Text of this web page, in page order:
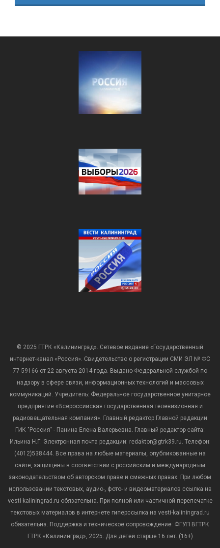
© 2025 ГТРК «Калининград». Сетевое издание «Государственный
интернет-канал «Россия». Свидетельство о регистрации СМИ ЭЛ № ФС
77-59166 от 22 августа 2014 года. Выдано Федеральной службой по
надзору в сфере связи, информационных технологий и массовых
коммуникаций. Учредитель: Федеральное государственное унитарное
предприятие «Всероссийская государственная телевизионная и
радиовещательная компания». Главный редактор Главной редакции
ГИК "Россия" - Панина Елена Валерьевна. Главный редактор сайта:
Ильина Н.Г. Электронная почта редакции: redaktor@gtrk39.ru. Телефон:
(4012)538444. Все права на любые материалы, опубликованные на
сайте, защищены в соответствии с российским и международным
законодательством об авторском праве и смежных правах. При любом
использовании текстовых, аудио-, фото- и видеоматериалов ссылка на
vesti-kaliningrad.ru обязательна. При полной или частичной перепечатке
текстовых материалов в интернете гиперссылка на vesti-kaliningrad.ru
обязательна. Поддержка и техническое сопровождение: ФГУП ВГТРК
ГТРК «Калининград», 2025. Для детей старше 16 лет. (16+)